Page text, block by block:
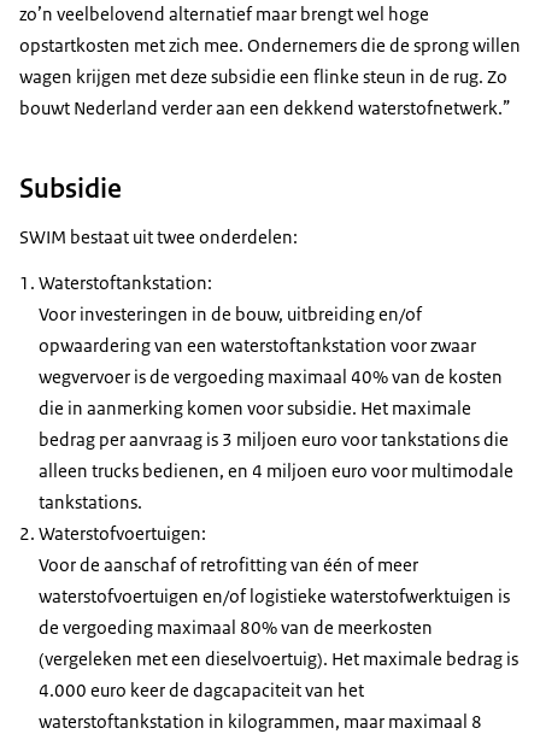
zo’n veelbelovend alternatief maar brengt wel hoge
opstartkosten met zich mee. Ondernemers die de sprong willen
wagen krijgen met deze subsidie een flinke steun in de rug. Zo
bouwt Nederland verder aan een dekkend waterstofnetwerk.”
Subsidie
SWIM bestaat uit twee onderdelen:
Waterstoftankstation:
Voor investeringen in de bouw, uitbreiding en/of
opwaardering van een waterstoftankstation voor zwaar
wegvervoer is de vergoeding maximaal 40% van de kosten
die in aanmerking komen voor subsidie. Het maximale
bedrag per aanvraag is 3 miljoen euro voor tankstations die
alleen trucks bedienen, en 4 miljoen euro voor multimodale
tankstations.
Waterstofvoertuigen:
Voor de aanschaf of retrofitting van één of meer
waterstofvoertuigen en/of logistieke waterstofwerktuigen is
de vergoeding maximaal 80% van de meerkosten
(vergeleken met een dieselvoertuig). Het maximale bedrag is
4.000 euro keer de dagcapaciteit van het
waterstoftankstation in kilogrammen, maar maximaal 8